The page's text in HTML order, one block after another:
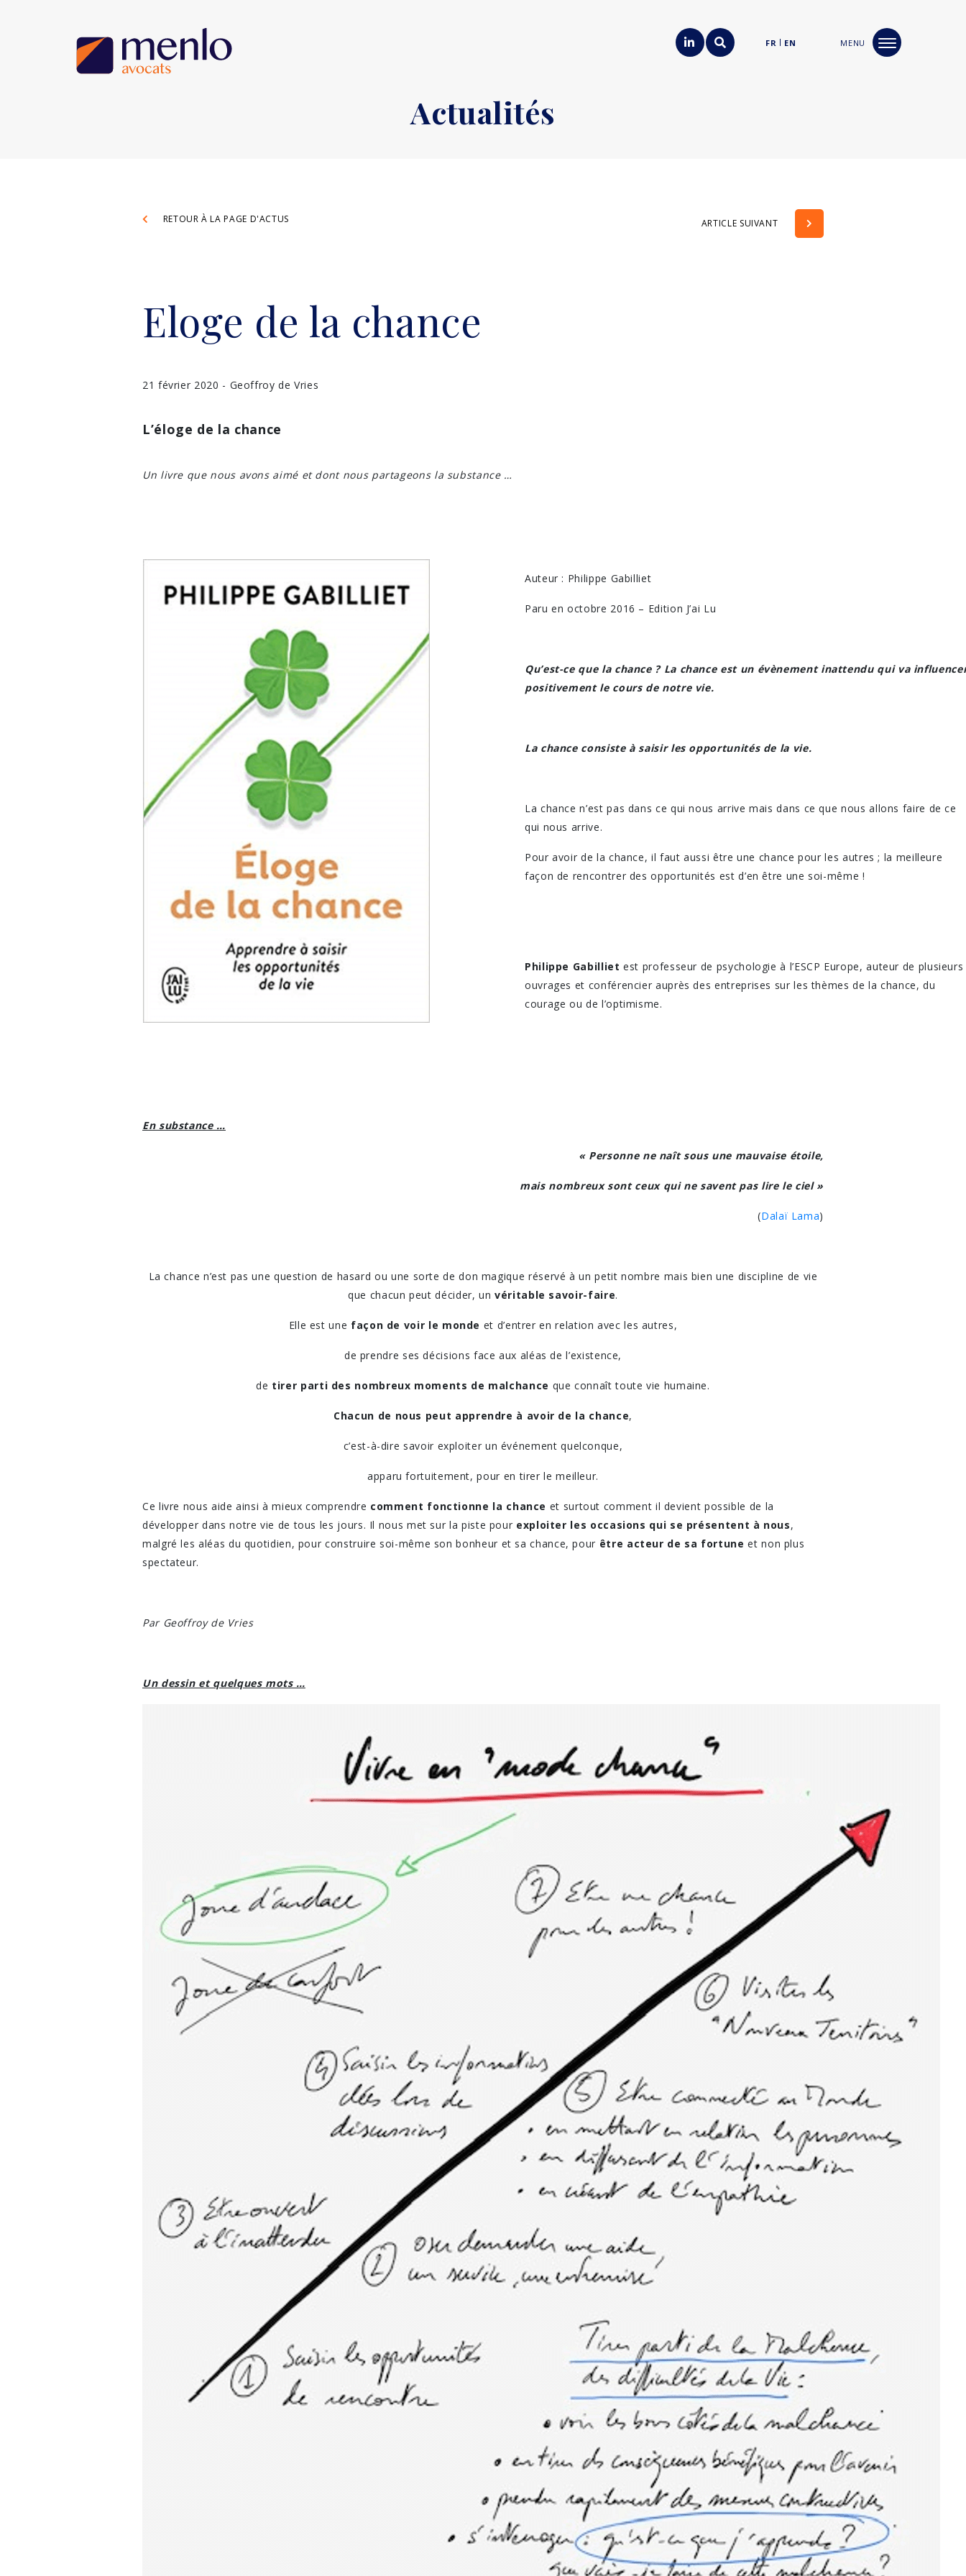
FR EN MENU
Actualités
RETOUR À LA PAGE D'ACTUS ARTICLE SUIVANT
Eloge de la chance
21 février 2020 - Geoffroy de Vries
L’éloge de la chance
Un livre que nous avons aimé et dont nous partageons la substance …
Auteur : Philippe Gabilliet
Paru en octobre 2016 – Edition J’ai Lu
Qu’est-ce que la chance ? La chance est un évènement inattendu qui va
positivement le cours de notre vie.
La chance consiste à saisir les opportunités de la vie.
La chance n’est pas dans ce qui nous arrive mais dans ce que nous allons faire de ce
qui nous arrive.
Pour avoir de la chance, il faut aussi être une chance pour les autres ; la meilleure
façon de rencontrer des opportunités est d’en être une soi-même !
Philippe Gabilliet est professeur de psychologie à l’ESCP Europe, auteur de plusieurs
ouvrages et conférencier auprès des entreprises sur les thèmes de la chance, du
courage ou de l’optimisme.
En substance …
« Personne ne naît sous une mauvaise étoile,
mais nombreux sont ceux qui ne savent pas lire le ciel »
(Dalaï Lama)
La chance n’est pas une question de hasard ou une sorte de don magique réservé à un petit nombre mais bien une discipline de vie
que chacun peut décider, unvéritable savoir-faire.
Elle est une façon de voir le monde et d’entrer en relation avec les autres,
de prendre ses décisions face aux aléas de l’existence,
de tirer parti des nombreux moments de malchance que connaît toute vie humaine.
Chacun de nous peut apprendre à avoir de la chance,
c’est-à-dire savoir exploiter un événement quelconque,
apparu fortuitement, pour en tirer le meilleur.
Ce livre nous aide ainsi à mieux comprendre comment fonctionne la chance et surtout comment il devient possible de la
développer dans notre vie de tous les jours. Il nous met sur la piste pour exploiter les occasions qui se présentent à nous,
malgré les aléas du quotidien, pour construire soi-même son bonheur et sa chance, pour être acteur de sa fortune et non plus
spectateur.
Par Geoffroy de Vries
Un dessin et quelques mots …